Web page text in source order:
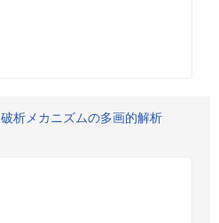
析メカニズムの多画的解析